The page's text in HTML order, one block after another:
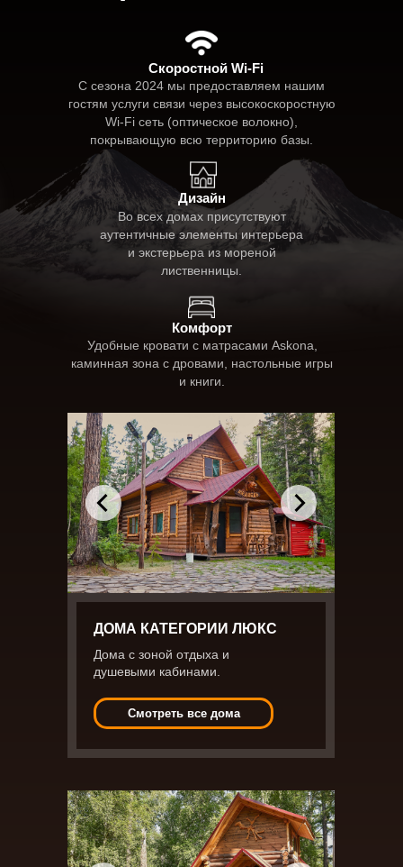
Дома с зоной отдыха и
душевыми кабинами.
ДОМА КАТЕГОРИИ ЛЮКС
Смотреть все дома
С сезона 2024 мы предоставляем нашим
гостям услуги связи через высокоскоростную
Wi-Fi сеть (оптическое волокно),
покрывающую всю территорию базы.
Во всех домах присутствуют
аутентичные элементы интерьера
и экстерьера из мореной
лиственницы.
Скоростной Wi-Fi
Дизайн
Комфорт
Удобные кровати с матрасами Askona,
каминная зона с дровами, настольные игры
и книги.